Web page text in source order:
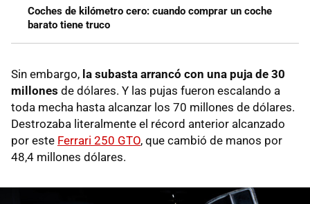
Coches de kilómetro cero: cuando comprar un coche
barato tiene truco
Sin embargo, la subasta arrancó con una puja de 30
millones de dólares. Y las pujas fueron escalando a
toda mecha hasta alcanzar los 70 millones de dólares.
Destrozaba literalmente el récord anterior alcanzado
por este Ferrari 250 GTO, que cambió de manos por
48,4 millones dólares.